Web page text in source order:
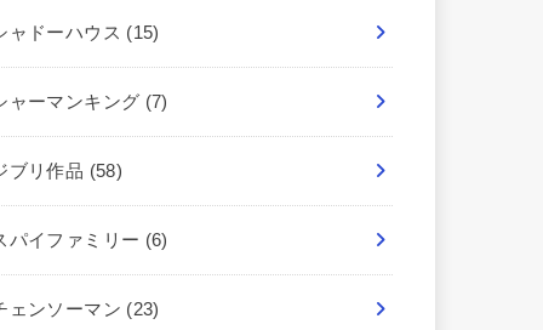
ャドーハウス (15)
ャーマンキング (7)
ブリ作品 (58)
パイファミリー (6)
ェンソーマン (23)